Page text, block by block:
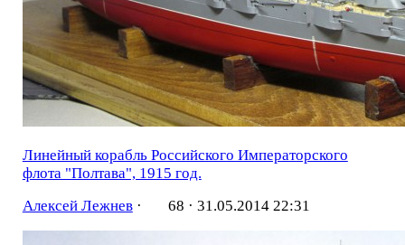
Линейный корабль Российского Императорского
флота "Полтава", 1915 год.
Алексей Лежнев· 68 · 31.05.2014 22:31